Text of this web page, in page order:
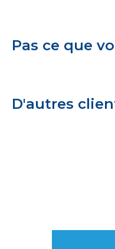
Pas ce que
D'autres